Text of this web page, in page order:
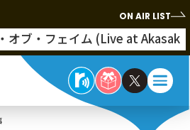
ON AIR LIST
オブ・フェイム (Live at